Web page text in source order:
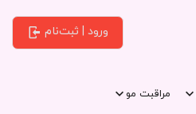
ورود | ثبت‌نام
مراقبت مو